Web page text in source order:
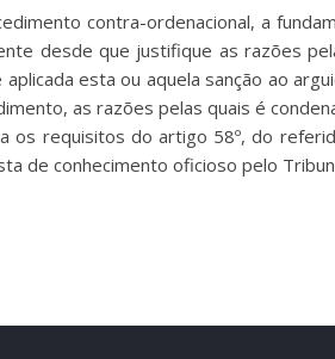
contra-ordenacional, a
desde que justifique as razões
aplicada esta ou aquela sanção ao
as razões pelas quais é
os requisitos do artigo 58º, do
de conhecimento oficioso pelo